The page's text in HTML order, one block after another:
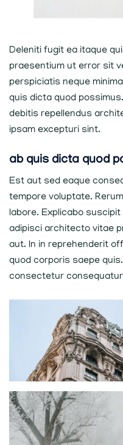
Deleniti fugit ea itaque
praesentium ut error sit
perspiciatis neque
quis dicta quod
debitis repellendus
ipsam excepturi sint.
ab quis dicta quod
Est aut sed eaque
tempore voluptate.
labore. Explicabo
adipisci architecto vitae
aut. In in reprehenderit
quod corporis saepe
consectetur consequatur